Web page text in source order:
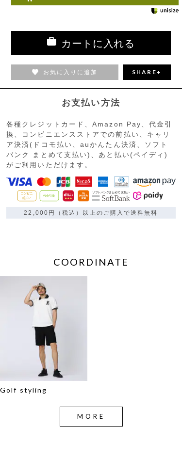
カートに入れる
お気に入りに追加 SHARE+
お支払い方法
各種クレジットカード、Amazon Pay、代金引
換、コンビニエンスストアでの前払い、キャリ
ア決済(ドコモ払い、auかんたん決済、ソフト
バンク まとめて支払い)、あと払い(ペイディ)
がご利用いただけます。
22,000円（税込）以上のご購入で送料無料
COORDINATE
Golf styling
MORE